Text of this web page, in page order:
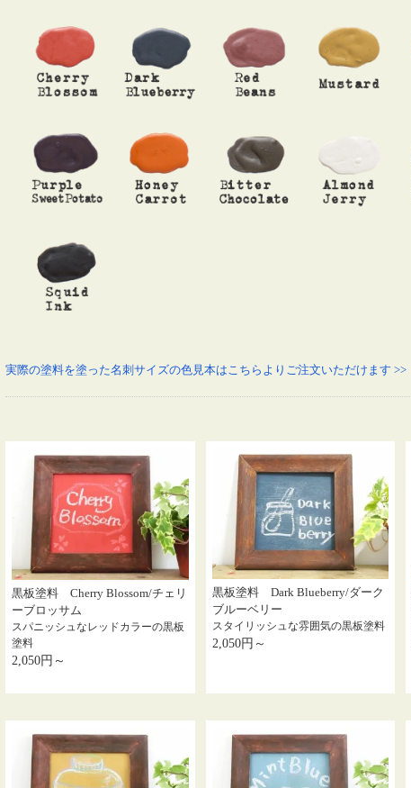
実際の塗料を塗った名刺サイズの色見本はこちらよりご注文いただけます >>
黒板塗料 Cherry Blossom/チェリ
ーブロッサム
スパニッシュなレッドカラーの黒板
塗料
2,050円～
黒板塗料 Dark Blueberry/ダーク
ブルーベリー
スタイリッシュな雰囲気の黒板塗料
2,050円～